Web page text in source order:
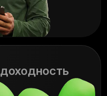
доходность